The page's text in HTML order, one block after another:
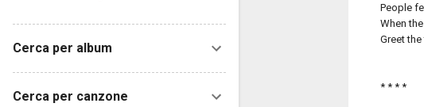
People
When
Greet
* * * *
Cerca per album
Cerca per canzone